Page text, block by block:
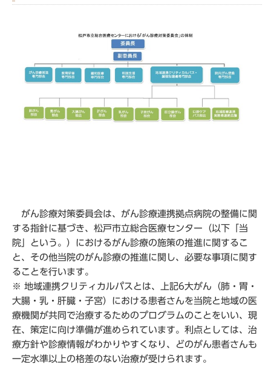
がん診療対策委員会は、がん診療連携拠点病院の整備に関
する指針に基づき、松戸市立総合医療センター（以下「当
院」という。）におけるがん診療の施策の推進に関するこ
と、その他当院のがん診療の推進に関し、必要な事項に関す
ることを行います。
※ 地域連携クリティカルパスとは、上記6大がん（肺・胃・
大腸・乳・肝臓・子宮）における患者さんを当院と地域の医
療機関が共同で治療するためのプログラムのことをいい、現
在、策定に向け準備が進められています。利点としては、治
療方針や診療情報がわかりやすくなり、どのがん患者さんも
一定水準以上の格差のない治療が受けられます。